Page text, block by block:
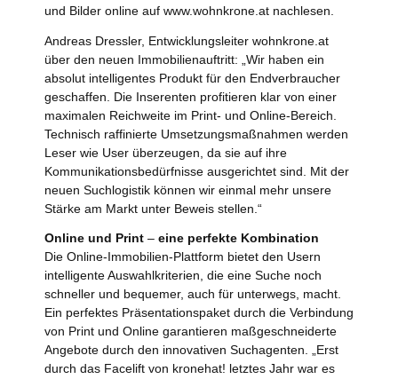
und Bilder online auf www.wohnkrone.at nachlesen.
Andreas Dressler, Entwicklungsleiter wohnkrone.at
über den neuen Immobilienauftritt: „Wir haben ein
absolut intelligentes Produkt für den Endverbraucher
geschaffen. Die Inserenten profitieren klar von einer
maximalen Reichweite im Print- und Online-Bereich.
Technisch raffinierte Umsetzungsmaßnahmen werden
Leser wie User überzeugen, da sie auf ihre
Kommunikationsbedürfnisse ausgerichtet sind. Mit der
neuen Suchlogistik können wir einmal mehr unsere
Stärke am Markt unter Beweis stellen.“
Online und Print – eine perfekte Kombination
Die Online-Immobilien-Plattform bietet den Usern
intelligente Auswahlkriterien, die eine Suche noch
schneller und bequemer, auch für unterwegs, macht.
Ein perfektes Präsentationspaket durch die Verbindung
von Print und Online garantieren maßgeschneiderte
Angebote durch den innovativen Suchagenten. „Erst
durch das Facelift von kronehat! letztes Jahr war es